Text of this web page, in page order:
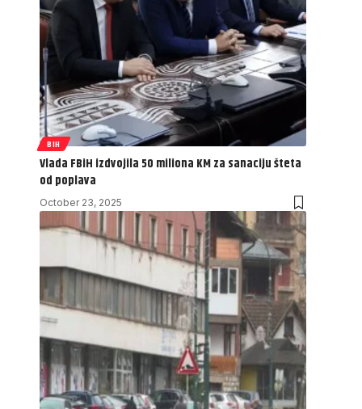
BIH
Vlada FBiH izdvojila 50 miliona KM za sanaciju šteta
od poplava
October 23, 2025